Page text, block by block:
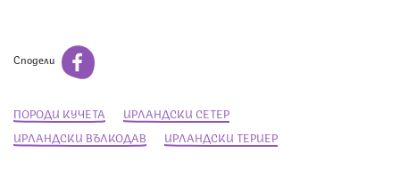
Сподели
ПОРОДИ КУЧЕТА
ИРЛАНДСКИ СЕТЕР
ИРЛАНДСКИ ВЪЛКОДАВ
ИРЛАНДСКИ ТЕРИЕР